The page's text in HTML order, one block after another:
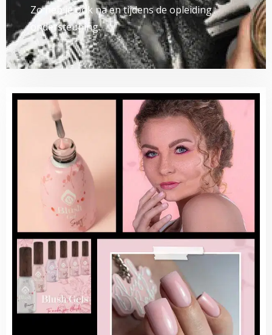
Zo heb je ook na en tijdens de opleiding
ondersteuning.